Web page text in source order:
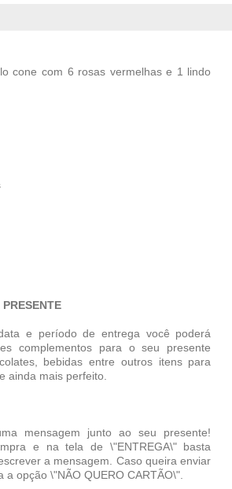
cone com 6 rosas vermelhas e 1 lindo
e período de entrega você poder
complementos para o seu presente
bebidas entre outros itens para
ainda mais perfeito.
mensagem junto ao seu presente!
e na tela de \"ENTREGA\" basta
a mensagem. Caso queira enviar
a opção \"NÃO QUERO CARTÃO\".